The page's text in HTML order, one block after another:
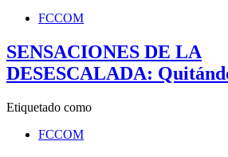
FCCOM
SENSACIONES DE LA
DESESCALADA:
Etiquetado como
FCCOM